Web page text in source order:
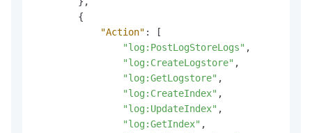
{
"Action" :
[
"log:PostLogStoreLogs" ,
"log:CreateLogstore" ,
"log:GetLogstore" ,
"log:CreateIndex" ,
"log:UpdateIndex" ,
"log:GetIndex" ,